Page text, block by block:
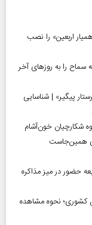
اربعین» را نصب
در سامانه سماح را به روز‌های آخر
پیگیر» | شناسایی
همین‌جاست
حضور در میز مذاکره
کشوری؛ نحوه مشاهده